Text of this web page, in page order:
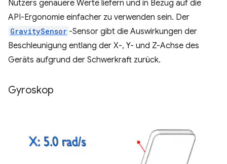
Nutzers genauere Werte liefern und in Bezug auf die
API-Ergonomie einfacher zu verwenden sein. Der
GravitySensor -Sensor gibt die Auswirkungen der
Beschleunigung entlang der X-, Y- und Z-Achse des
Geräts aufgrund der Schwerkraft zurück.
Gyroskop